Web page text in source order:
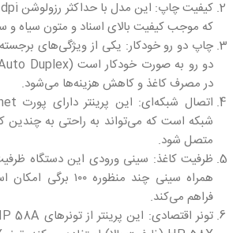
که موجب کیفیت بالای اسناد و متون سیاه و
چاپ دو رو خودکار: یکی از ویژگی‌های
در مصرف کاغذ و کاهش هزینه‌ها می‌شود.
شبکه است که می‌تواند به راحتی به چندین
متصل شود.
همراه سینی چند منظوره
فراهم می‌کند.